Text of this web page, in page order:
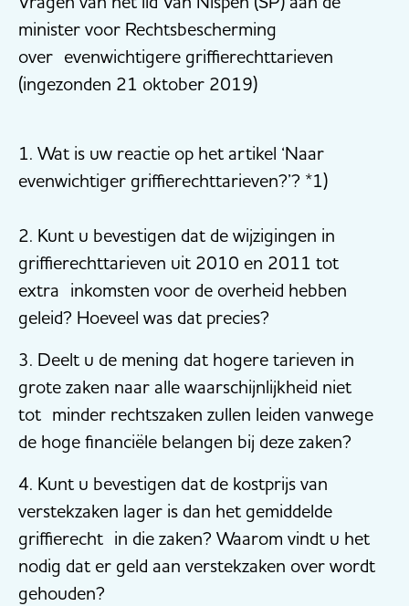
minister voor Rechtsbescherming
over evenwichtigere griffierechttarieven
(ingezonden 21 oktober 2019)
1. Wat is uw reactie op het artikel ‘Naar
evenwichtiger griffierechttarieven?’? *1)
2. Kunt u bevestigen dat de wijzigingen in
griffierechttarieven uit 2010 en 2011 tot
extra inkomsten voor de overheid hebben
geleid? Hoeveel was dat precies?
3. Deelt u de mening dat hogere tarieven in
grote zaken naar alle waarschijnlijkheid niet
tot minder rechtszaken zullen leiden vanwege
de hoge financiële belangen bij deze zaken?
4. Kunt u bevestigen dat de kostprijs van
verstekzaken lager is dan het gemiddelde
griffierecht in die zaken? Waarom vindt u het
nodig dat er geld aan verstekzaken over wordt
gehouden?